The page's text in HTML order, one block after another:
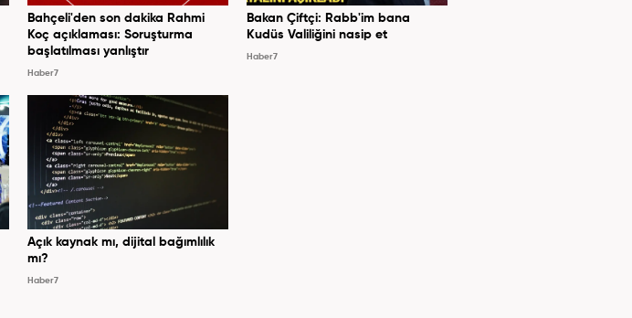
Bahçeli'den son dakika Rahmi
Koç açıklaması: Soruşturma
başlatılması yanlıştır
Haber7
Bakan Çiftçi: Rabb'im bana
Kudüs Valiliğini nasip et
Haber7
Açık kaynak mı, dijital bağımlılık
mı?
Haber7